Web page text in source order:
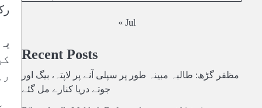
رکنی
« Jul
Recent Posts
مظفر گڑھ: طالبہ مبینہ طور پر سپلی آنے پر لاپتہ، بیگ اور
جوتے دریا کنارے مل گئے